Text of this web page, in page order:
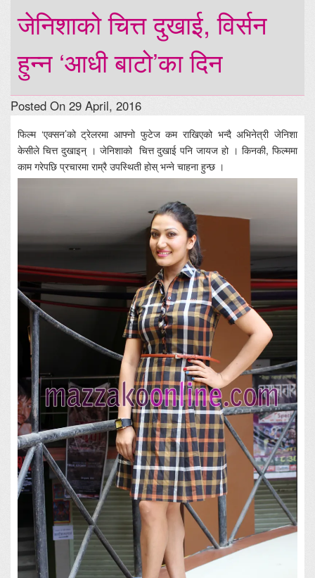
जेनिशाको चित्त दुखाई, विर्सन
हुन्न ‘आधी बाटो’का दिन
Posted On 29 April, 2016
फिल्म ‘एक्सन’को ट्रेलरमा आफ्नो फुटेज कम राखिएको भन्दै अभिनेत्री जेनिशा
केसीले चित्त दुखाइन् । जेनिशाको चित्त दुखाई पनि जायज हो । किनकी, फिल्ममा
काम गरेपछि प्रचारमा राम्रै उपस्थिती होस् भन्ने चाहना हुन्छ ।